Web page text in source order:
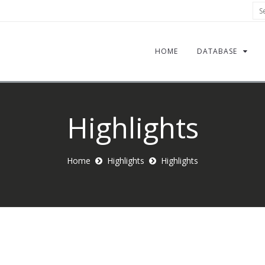
HOME DATABASE
Highlights
Home Highlights Highlights